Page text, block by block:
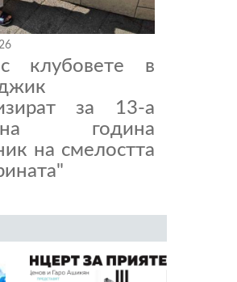
клубовете в
за 13-а
година
на смелостта